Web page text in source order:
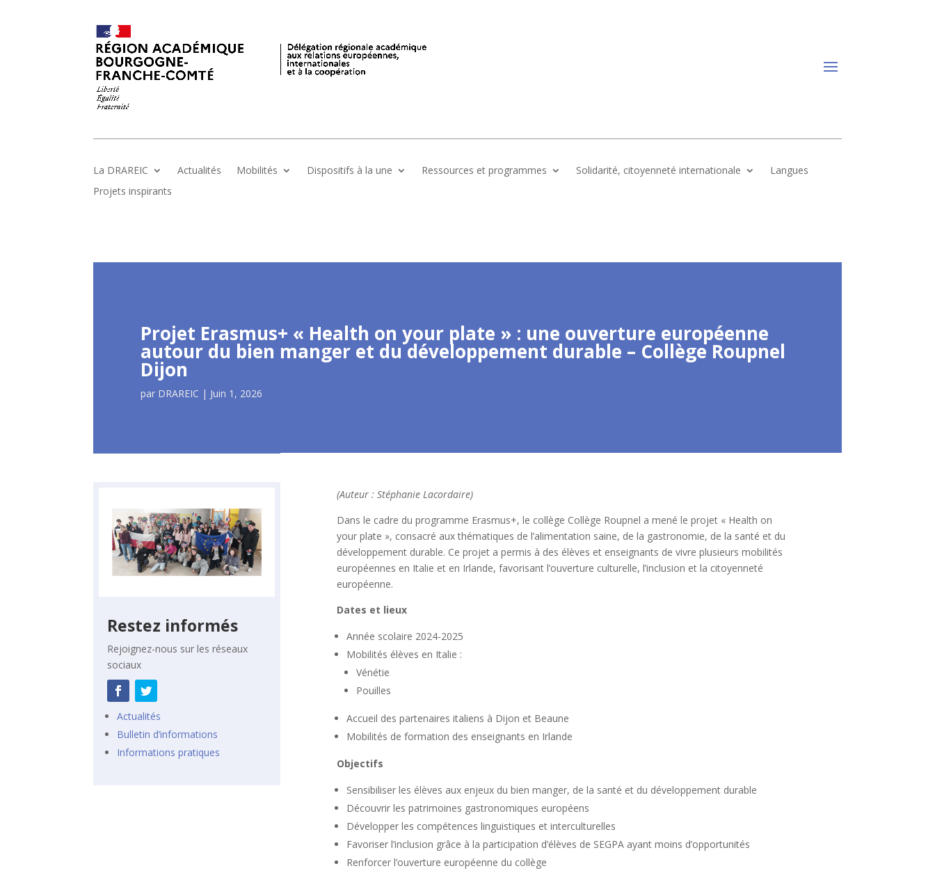
La DRAREIC Actualités Mobilités Dispositifs à la une Ressources et programmes Solidarité, citoyenneté internationale
Langues
Projets inspirants
Projet Erasmus+ « Health on your plate » : une ouverture européenne
autour du bien manger et du développement durable – Collège Roupnel
Dijon
par DRAREIC | Juin 1, 2026
Restez informés
Rejoignez-nous sur les réseaux
sociaux
Actualités
Bulletin d’informations
Informations pratiques
(Auteur : Stéphanie Lacordaire)
Dans le cadre du programme Erasmus+, le collège Collège Roupnel a mené le projet « Health on
your plate », consacré aux thématiques de l’alimentation saine, de la gastronomie, de la santé et du
développement durable. Ce projet a permis à des élèves et enseignants de vivre plusieurs mobilités
européennes en Italie et en Irlande, favorisant l’ouverture culturelle, l’inclusion et la citoyenneté
européenne.
Dates et lieux
Année scolaire 2024-2025
Mobilités élèves en Italie :
Vénétie
Pouilles
Accueil des partenaires italiens à Dijon et Beaune
Mobilités de formation des enseignants en Irlande
Objectifs
Sensibiliser les élèves aux enjeux du bien manger, de la santé et du développement durable
Découvrir les patrimoines gastronomiques européens
Développer les compétences linguistiques et interculturelles
Favoriser l’inclusion grâce à la participation d’élèves de SEGPA ayant moins d’opportunités
Renforcer l’ouverture européenne du collège